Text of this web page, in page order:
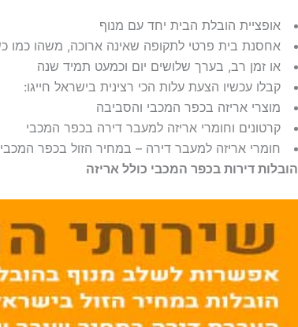
אופציית הובלת הבית יחד עם מנוף
אחסנת בית פרטי לתקופה שאינה ארוכה, משהו כמו
או זמן רב, בערך שלושים יום וכמעט תמיד שנה
קבלו עכשיו הצעת עלות הכי רצינית בישראל חייגו:
מוצרי אריזה בכפר המכבי והסביבה
קרטונים וחומרי אריזה למעבר דירה בכפר המכבי
חומרי אריזה למעבר דירה – במחיר הזול בכפר המכבי
הובלות דירות בכפר המכבי כולל אריזה